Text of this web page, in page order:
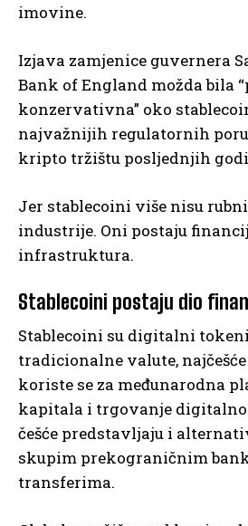
imovine.
Izjava zamjenice guvernera
Bank of England možda bila
konzervativna” oko
najvažnijih regulatornih
kripto tržištu posljednjih
Jer stablecoini više nisu
industrije. Oni postaju
infrastruktura.
Stablecoini postaju dio
Stablecoini su digitalni
tradicionalne valute,
koriste se za međunarodna
kapitala i trgovanje
češće predstavljaju i
skupim prekograničnim
transferima.